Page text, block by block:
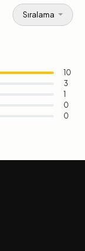
Sıralama
10
3
1
0
0